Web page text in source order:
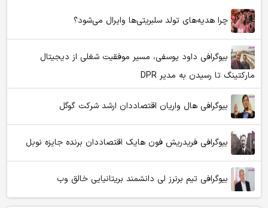
چرا هدیه‌های تولد سلبریتی‌ها وایرال می‌شود؟
بیوگرافی داود یوسفی، مسیر موفقیت شغلی از دیجیتال
مارکتینگ تا رسیدن به مدیر DPR
بیوگرافی هال واریان اقتصاددان ارشد شرکت گوگل
بیوگرافی فریدریش فون هایک اقتصاددان برنده جایزه نوبل
بیوگرافی تیم برنرز لی دانشمند بریتانیایی خالق وب